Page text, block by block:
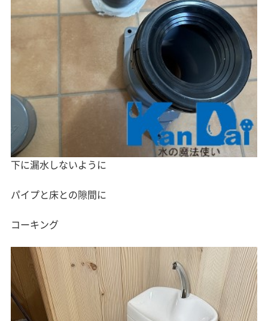
下に漏水しないように
パイプと床との隙間に
コーキング